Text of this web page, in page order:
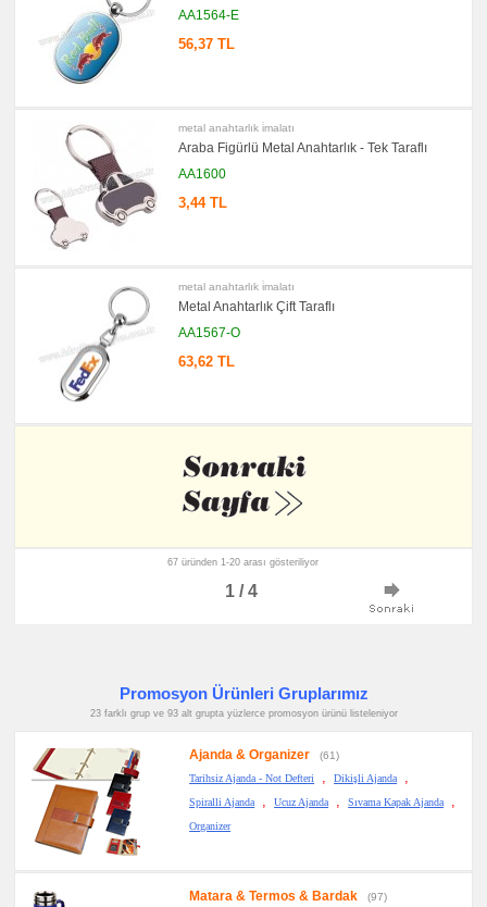
AA1564-E
56,37 TL
metal anahtarlık i̇malatı
Araba Figürlü Metal Anahtarlık - Tek Taraflı
AA1600
3,44 TL
metal anahtarlık i̇malatı
Metal Anahtarlık Çift Taraflı
AA1567-O
63,62 TL
67 üründen 1-20 arası gösteriliyor
1 / 4
Promosyon Ürünleri Gruplarımız
23 farklı grup ve 93 alt grupta yüzlerce promosyon ürünü listeleniyor
Ajanda & Organizer
(61)
Tarihsiz Ajanda - Not Defteri
, Dikişli Ajanda ,
Spiralli Ajanda , Ucuz Ajanda , Sıvama Kapak Ajanda ,
Organizer
Matara & Termos & Bardak (97)